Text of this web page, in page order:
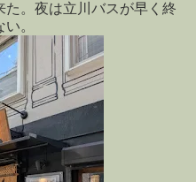
た。夜は立川バスが早く終
。